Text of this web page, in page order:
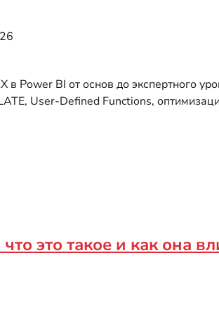
в Power BI от основ до экспертного
User-Defined Functions,
это такое и как она